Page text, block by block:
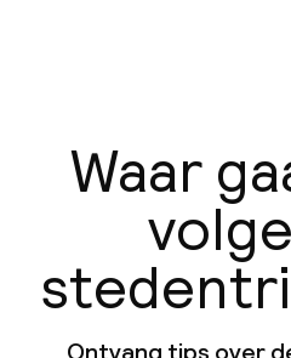
Waar